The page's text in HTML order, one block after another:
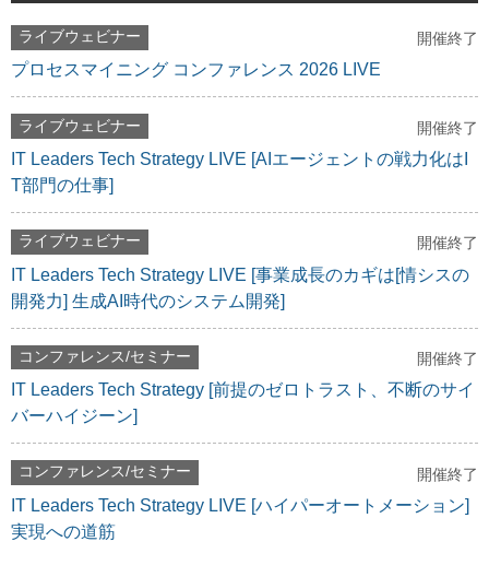
ライブウェビナー 開催終了
プロセスマイニング コンファレンス 2026 LIVE
ライブウェビナー 開催終了
IT Leaders Tech Strategy LIVE [AIエージェントの戦力化はI
T部門の仕事]
ライブウェビナー 開催終了
IT Leaders Tech Strategy LIVE [事業成長のカギは[情シスの
開発力] 生成AI時代のシステム開発]
コンファレンス/セミナー 開催終了
IT Leaders Tech Strategy [前提のゼロトラスト、不断のサイ
バーハイジーン]
コンファレンス/セミナー 開催終了
IT Leaders Tech Strategy LIVE [ハイパーオートメーション]
実現への道筋